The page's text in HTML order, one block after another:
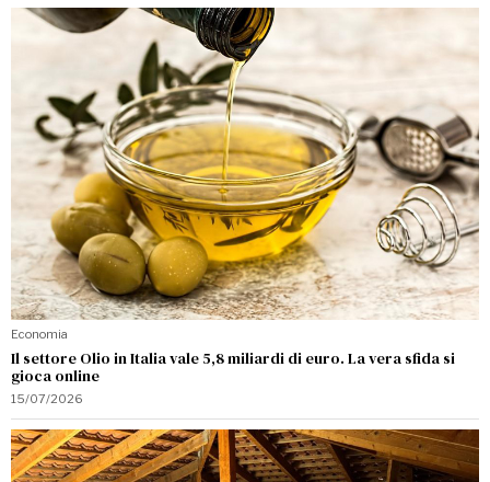
Economia
Il settore Olio in Italia vale 5,8 miliardi di euro. La vera sfida si
gioca online
15/07/2026